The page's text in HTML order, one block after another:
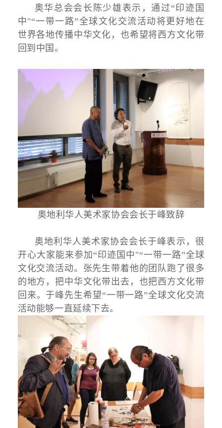
奥华总会会长陈少雄表示，通过“印迹国
中"“一带一路”全球文化交流活动将更好地在
世界各地传播中华文化，也希望将西方文化带
回到中国。
奥地利华人美术家协会会长于峰致辞
奥地利华人美术家协会会长于峰表示，很
开心大家能来参加“印迹国中"“一带一路”全球
文化交流活动。张先生带着他的团队跑了很多
的地方，把中华文化带出去，也把西方文化带
回来。于峰先生希望“一带一路”全球文化交流
活动能够一直延续下去。